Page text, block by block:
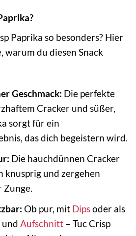
Paprika so besonders? Hier
warum du diesen Snack
Geschmack: Die perfekte
Cracker und süßer,
sorgt für ein
das dich begeistern wird.
Die hauchdünnen Cracker
knusprig und zergehen
Zunge.
Ob pur, mit Dipsoder als
und Aufschnitt– Tuc Crisp